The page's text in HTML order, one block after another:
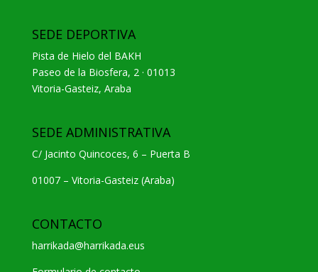
SEDE DEPORTIVA
Pista de Hielo del BAKH
Paseo de la Biosfera, 2 · 01013
Vitoria-Gasteiz, Araba
SEDE ADMINISTRATIVA
C/ Jacinto Quincoces, 6 – Puerta B
01007 – Vitoria-Gasteiz (Araba)
CONTACTO
harrikada@harrikada.eus